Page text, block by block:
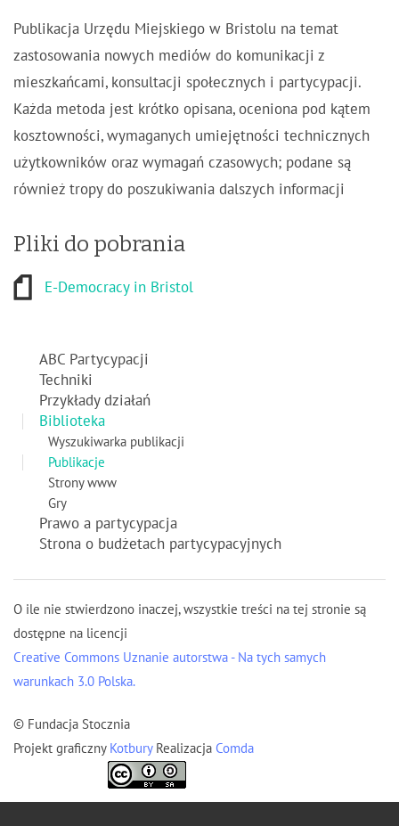
Publikacja Urzędu Miejskiego w Bristolu na temat
zastosowania nowych mediów do komunikacji z
mieszkańcami, konsultacji społecznych i partycypacji.
Każda metoda jest krótko opisana, oceniona pod kątem
kosztowności, wymaganych umiejętności technicznych
użytkowników oraz wymagań czasowych; podane są
również tropy do poszukiwania dalszych informacji
Pliki do pobrania
E-Democracy in Bristol
ABC Partycypacji
Techniki
Przykłady działań
Biblioteka
Wyszukiwarka publikacji
Publikacje
Strony www
Gry
Prawo a partycypacja
Strona o budżetach partycypacyjnych
O ile nie stwierdzono inaczej, wszystkie treści na tej stronie są
dostępne na licencji
Creative Commons Uznanie autorstwa - Na tych samych
warunkach 3.0 Polska.
© Fundacja Stocznia
Projekt graficzny Kotbury Realizacja Comda